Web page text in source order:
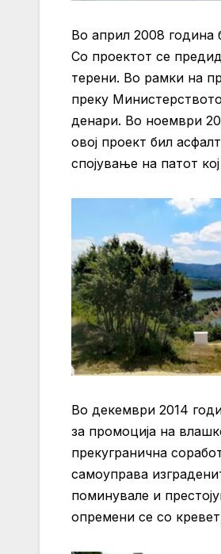
Во април 2008 година
Со проектот се
терени. Во рамки на
преку
денари. Во ноември
овој проект бил
спојување на патот
Во декември 2014
за промоција на
прекугранична
самоуправа
поминувале и
опремени се со